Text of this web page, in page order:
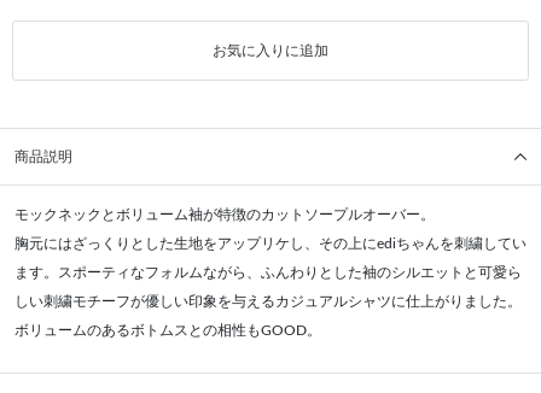
お気に入りに追加
商品説明
モックネックとボリューム袖が特徴のカットソープルオーバー。
胸元にはざっくりとした生地をアップリケし、その上にediちゃんを刺繍してい
ます。スポーティなフォルムながら、ふんわりとした袖のシルエットと可愛ら
しい刺繍モチーフが優しい印象を与えるカジュアルシャツに仕上がりました。
ボリュームのあるボトムスとの相性もGOOD。